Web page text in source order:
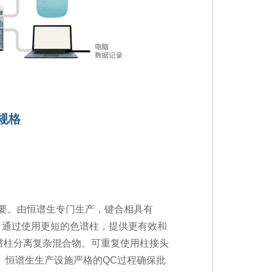
格
。由恒谱生专门生产，键合相具有
过使用更短的色谱柱，提供更有效和
分离复杂混合物。可重复使用柱接头
谱生生产设施严格的QC过程确保批